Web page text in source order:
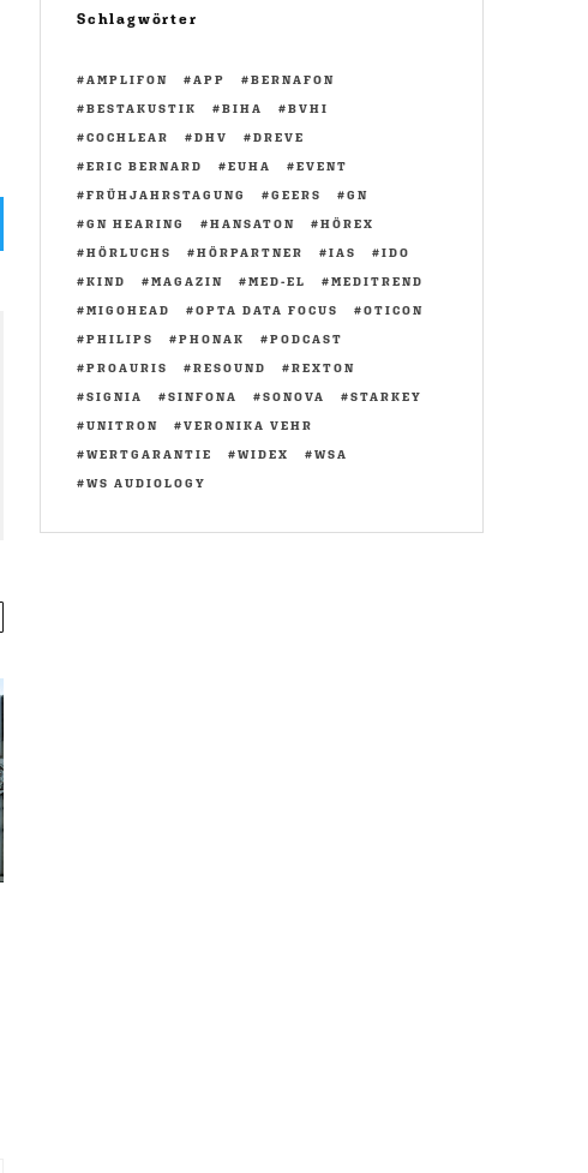
Schlagwörter
AMPLIFON APP
BERNAFON
BESTAKUSTIK
BIHA
BVHI
COCHLEAR
DHV
DREVE
ERIC BERNARD
EUHA
EVENT
FRÜHJAHRSTAGUNG
GEERS
GN
GN HEARING
HANSATON
HÖREX
HÖRLUCHS
HÖRPARTNER IAS
IDO
KIND
MAGAZIN MED-EL
MEDITREND
MIGOHEAD
OPTA DATA FOCUS
OTICON
PHILIPS
PHONAK
PODCAST
PROAURIS
RESOUND
REXTON
SIGNIA
SINFONA SONOVA
STARKEY
UNITRON
VERONIKA VEHR
WERTGARANTIE
WIDEX
WSA
WS AUDIOLOGY